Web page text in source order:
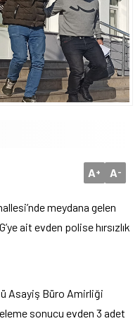
A+ A-
meydana gelen
ait evden polise hırsızlık
Asayiş Büro Amirliği
sonucu evden 3 adet